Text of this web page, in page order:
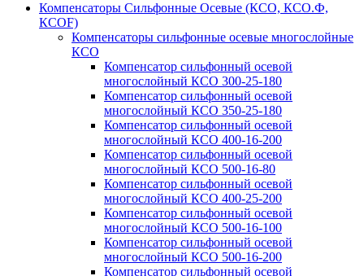
Компенсаторы Сильфонные Осевые (КСО, КСО.Ф,
КСОF)
Компенсаторы сильфонные осевые многослойные
КСО
Компенсатор сильфонный осевой
многослойный КСО 300-25-180
Компенсатор сильфонный осевой
многослойный КСО 350-25-180
Компенсатор сильфонный осевой
многослойный КСО 400-16-200
Компенсатор сильфонный осевой
многослойный КСО 500-16-80
Компенсатор сильфонный осевой
многослойный КСО 400-25-200
Компенсатор сильфонный осевой
многослойный КСО 500-16-100
Компенсатор сильфонный осевой
многослойный КСО 500-16-200
Компенсатор сильфонный осевой